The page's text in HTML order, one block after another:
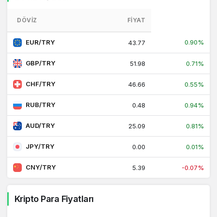
DÖVIZ FIYAT
EUR/TRY 43.77 0.90%
GBP/TRY 51.98 0.71%
CHF/TRY 46.66 0.55%
RUB/TRY 0.48 0.94%
AUD/TRY 25.09 0.81%
JPY/TRY 0.00 0.01%
CNY/TRY 5.39 -0.07%
Kripto Para Fiyatları